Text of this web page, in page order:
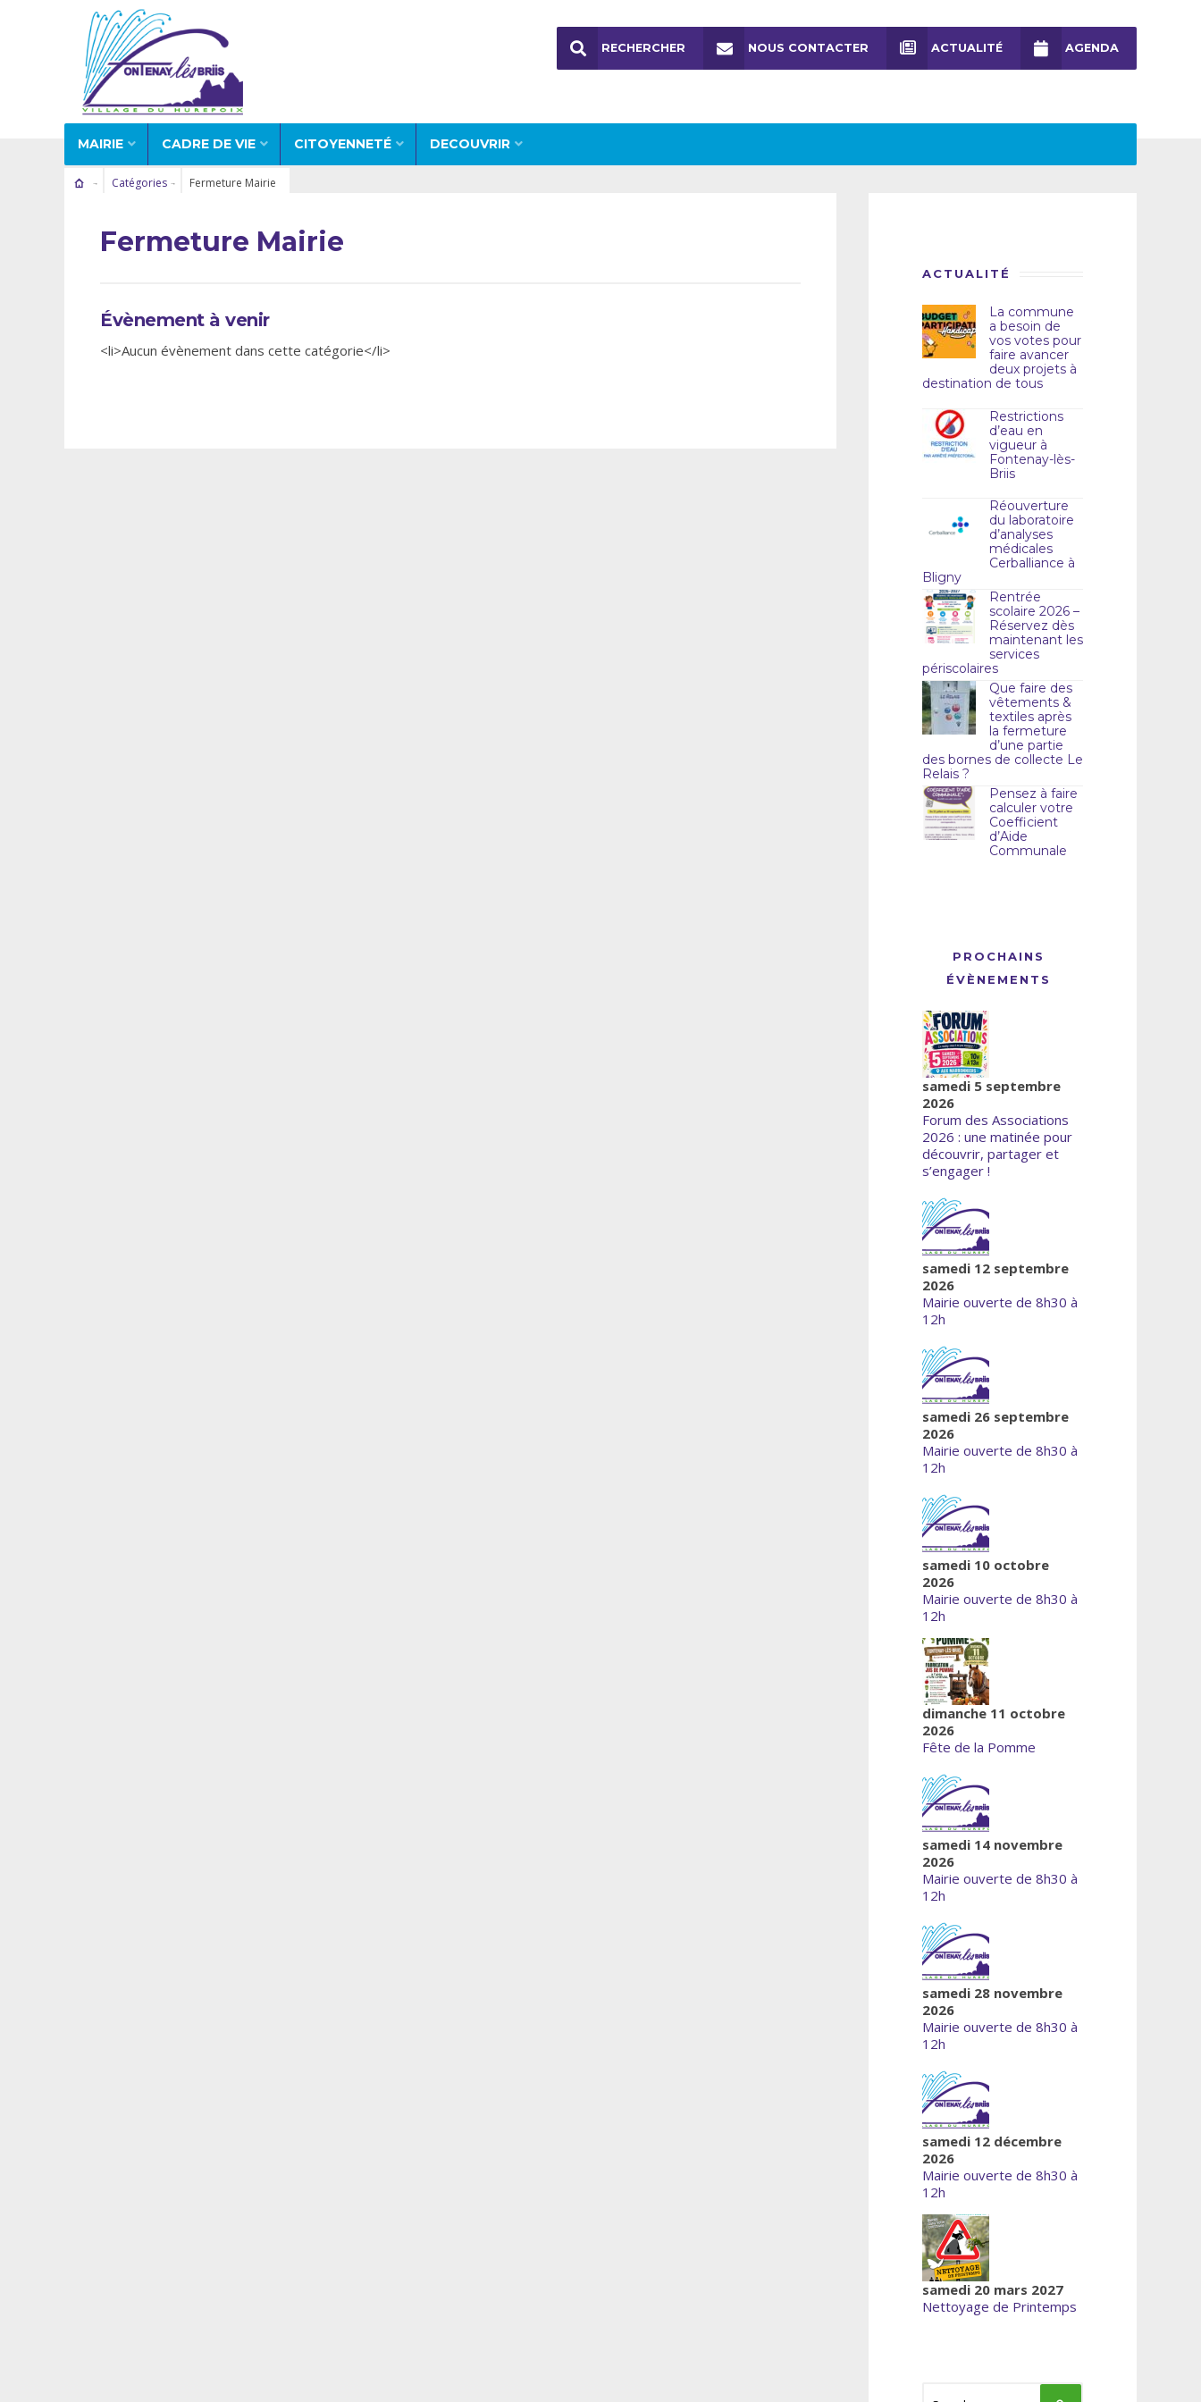
MAIRIE CADRE DE VIE CITOYENNETÉ DECOUVRIR
RECHERCHER NOUS CONTACTER ACTUALITÉ AGENDA
Catégories Fermeture Mairie
Fermeture Mairie
Évènement à venir
<li>Aucun évènement dans cette catégorie</li>
ACTUALITÉ
La commune
a besoin de
vos votes pour
faire avancer
deux projets à
destination de tous
Restrictions
d’eau en
vigueur à
Fontenay-lès-
Briis
Réouverture
du laboratoire
d’analyses
médicales
Cerballiance à
Bligny
Rentrée
scolaire 2026 –
Réservez dès
maintenant les
services
périscolaires
Que faire des
vêtements &
textiles après
la fermeture
d’une partie
des bornes de collecte Le
Relais ?
Pensez à faire
calculer votre
Coefficient
d’Aide
Communale
PROCHAINS
ÉVÈNEMENTS
samedi 5 septembre
2026
Forum des Associations
2026 : une matinée pour
découvrir, partager et
s’engager !
samedi 12 septembre
2026
Mairie ouverte de 8h30 à
12h
samedi 26 septembre
2026
Mairie ouverte de 8h30 à
12h
samedi 10 octobre
2026
Mairie ouverte de 8h30 à
12h
dimanche 11 octobre
2026
Fête de la Pomme
samedi 14 novembre
2026
Mairie ouverte de 8h30 à
12h
samedi 28 novembre
2026
Mairie ouverte de 8h30 à
12h
samedi 12 décembre
2026
Mairie ouverte de 8h30 à
12h
samedi 20 mars 2027
Nettoyage de Printemps